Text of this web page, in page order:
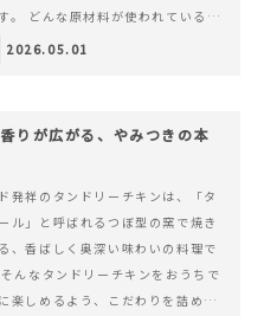
。 どんな原材料が使われているの
どのようにつくられているのか。&
続きを読む 【6月10日（無添加
2026.05.01
りが広がる、やみつきの本
発祥のタンドリーチキンは、「タ
ル」と呼ばれるつぼ型の窯で焼き
、香ばしく奥深い味わいの料理で
んなタンドリーチキンをおうちで
楽しめるよう、こだわりを詰め込